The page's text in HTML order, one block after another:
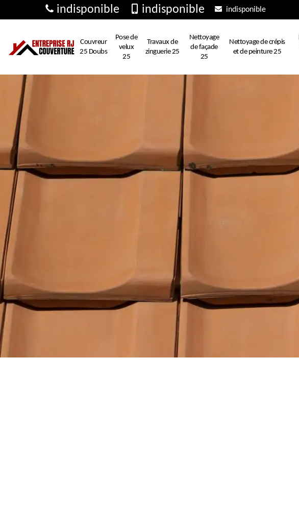
indisponible indisponible indisponible
Couvreur
25 Doubs
Pose de
velux
25
Travaux de
zinguerie 25
Nettoyage
de façade
25
Nettoyage de crépis
et de peinture 25